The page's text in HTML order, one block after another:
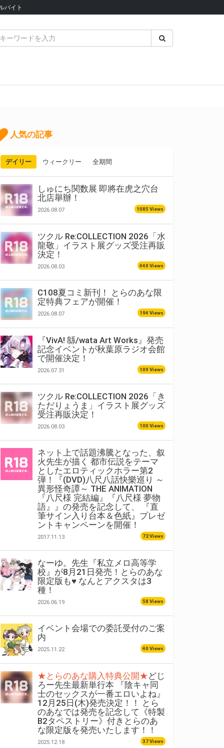
バイト
人気の記事
デイリー ウィークリー 全期間
しゅにち関数展 即將在虎之穴台
北店舉辦！
2026.08.07 1085 Views
ツクル Re:COLLECTION 2026「水
龍敬」イラスト展グッズ受注再販
決定！
2026.08.03 440 Views
C108夏コミ新刊！ とらのあな限
定特典フェアが開催！
2026.08.07 194 Views
『VivA! 緜/wata Art Works』発売
記念イベントが秋葉原ラジオ会館
で開催決定！
2026.07.31 109 Views
ツクル Re:COLLECTION 2026「き
ただりょうま」イラスト展グッズ
受注再販決定！
2026.08.03 100 Views
ネット上で話題沸騰となった、叙
火先生が描く 都市伝説をテーマ
としたエロティックホラー第2
弾！『(DVD)八尺八話快樂巡り ～
異形怪奇譚～ THE ANIMATION
『八尺様 完結編』『八尺様 夢物
語』』の発売を記念して、 『直
筆サイン入り台本＆色紙』プレゼ
ントキャンペーンを開催！
2017.11.13 72 Views
なーゆ。先生『私立メロ高等学
校』が8月21日発売！とらのあな
限定版も♥ なんとアクスタは3
種！
2026.06.19 58 Views
イベント会場での委託受付のご案
内
2025.11.22 40 Views
★とらのあな購入特典公開★どじ
ろー先生最新単行本 『陰キャ同
士のセックスが一番エロいよね』
12月25日(木)発売決定！！ とら
のあなでは発売を記念して《特製
B2タペストリー》付きとらのあ
な限定版を発売いたします！！
2025.12.18 37 Views